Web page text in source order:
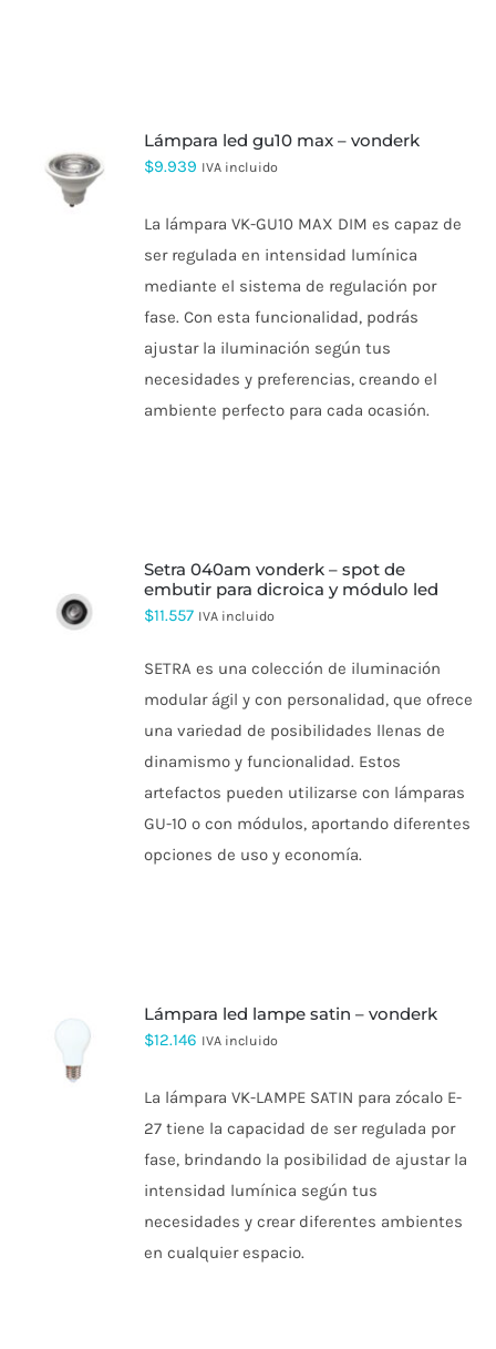
lámpara led gu10 max – vonderk
$9.939 IVA incluido
La lámpara VK-GU10 MAX DIM es capaz de
ser regulada en intensidad lumínica
mediante el sistema de regulación por
fase. Con esta funcionalidad, podrás
ajustar la iluminación según tus
necesidades y preferencias, creando el
ambiente perfecto para cada ocasión.
setra 040am vonderk – spot de
embutir para dicroica y módulo led
$11.557 IVA incluido
SETRA es una colección de iluminación
modular ágil y con personalidad, que ofrece
una variedad de posibilidades llenas de
dinamismo y funcionalidad. Estos
artefactos pueden utilizarse con lámparas
GU-10 o con módulos, aportando diferentes
opciones de uso y economía.
lámpara led lampe satin – vonderk
$12.146 IVA incluido
La lámpara VK-LAMPE SATIN para zócalo E-
27 tiene la capacidad de ser regulada por
fase, brindando la posibilidad de ajustar la
intensidad lumínica según tus
necesidades y crear diferentes ambientes
en cualquier espacio.